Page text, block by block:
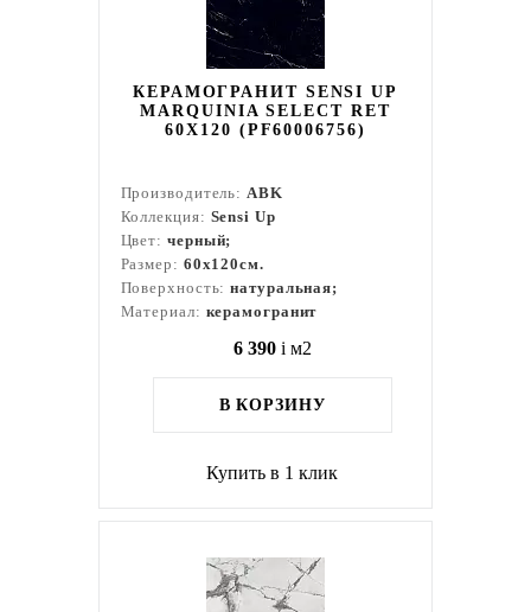
КЕРАМОГРАНИТ SENSI UP
MARQUINIA SELECT RET
60X120 (PF60006756)
Производитель:ABK
Коллекция: Sensi Up
Цвет: черный;
Размер: 60x120см.
Поверхность:натуральная;
Материал: керамогранит
6 390 i м2
В КОРЗИНУ
Купить в 1 клик